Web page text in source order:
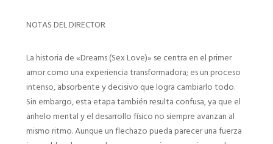
NOTAS DEL DIRECTOR
La historia de «Dreams (Sex Love)» se centra en el primer
amor como una experiencia transformadora; es un proceso
intenso, absorbente y decisivo que logra cambiarlo todo.
Sin embargo, esta etapa también resulta confusa, ya que el
anhelo mental y el desarrollo físico no siempre avanzan al
mismo ritmo. Aunque un flechazo pueda parecer una fuerza